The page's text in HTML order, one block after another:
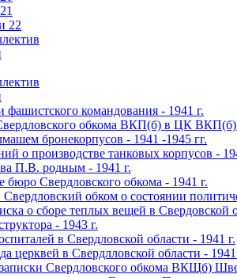
22
фашистского командования - 1941 г.
обкома ВКП(б) в ЦК ВКП(б)
бронекорпусов - 1941 -1945 гг.
о производстве танковых корпусов -
П.В. родным - 1941 г.
бюро Свердловского обкома - 1941 г.
обком о состоянии
о сборе теплых вещей в Свердовской
- 1943 г.
в Свердловской области - 1941 г.
церквей в Свердлловской области - 1941
Свердловского обкома ВКЩб)